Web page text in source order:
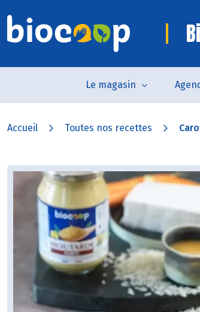
Le magasin
Accueil Toutes nos recettes